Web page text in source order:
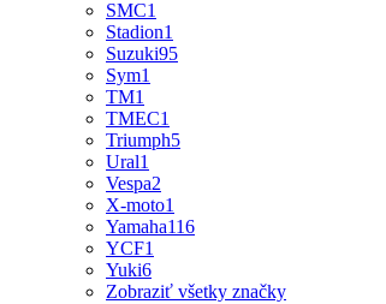
SMC1
Stadion1
Suzuki95
Sym1
TM1
TMEC1
Triumph5
Ural1
Vespa2
X-moto1
Yamaha116
YCF1
Yuki6
Zobraziť všetky značky